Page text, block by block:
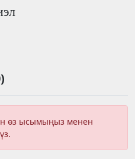
өз ысымыңыз менен